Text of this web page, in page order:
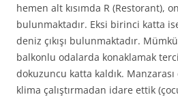
hemen alt kısımda R (Restorant),
bulunmaktadır. Eksi birinci katta ise
deniz çıkışı bulunmaktadır.
balkonlu odalarda konaklamak
dokuzuncu katta kaldık.
klima çalıştırmadan idare ettik